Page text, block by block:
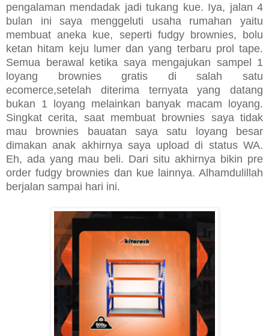
pengalaman mendadak jadi tukang kue. Iya, jalan 4
bulan ini saya menggeluti usaha rumahan yaitu
membuat aneka kue, seperti fudgy brownies, bolu
ketan hitam keju lumer dan yang terbaru prol tape.
Semua berawal ketika saya mengajukan sampel 1
loyang brownies gratis di salah satu
ecomerce,setelah diterima ternyata yang datang
bukan 1 loyang melainkan banyak macam loyang.
Singkat cerita, saat membuat brownies saya tidak
mau brownies bauatan saya satu loyang besar
dimakan anak akhirnya saya upload di status WA.
Eh, ada yang mau beli. Dari situ akhirnya bikin pre
order fudgy brownies dan kue lainnya. Alhamdulillah
berjalan sampai hari ini.